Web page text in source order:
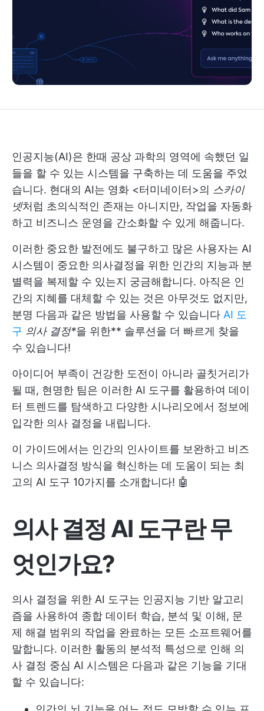
인공지능(AI)은 한때 공상 과학의 영역에 속했던 일
들을 할 수 있는 시스템을 구축하는 데 도움을 주었
습니다. 현대의 AI는 영화 <터미네이터>의 스카이
넷처럼 초의식적인 존재는 아니지만, 작업을 자동화
하고 비즈니스 운영을 간소화할 수 있게 해줍니다.
이러한 중요한 발전에도 불구하고 많은 사용자는 AI
시스템이 중요한 의사결정을 위한 인간의 지능과 분
별력을 복제할 수 있는지 궁금해합니다. 아직은 인
간의 지혜를 대체할 수 있는 것은 아무것도 없지만,
분명 다음과 같은 방법을 사용할 수 있습니다 AI 도
구 의사 결정*을 위한** 솔루션을 더 빠르게 찾을
수 있습니다!
아이디어 부족이 건강한 도전이 아니라 골칫거리가
될 때, 현명한 팀은 이러한 AI 도구를 활용하여 데이
터 트렌드를 탐색하고 다양한 시나리오에서 정보에
입각한 의사 결정을 내립니다.
이 가이드에서는 인간의 인사이트를 보완하고 비즈
니스 의사결정 방식을 혁신하는 데 도움이 되는 최
고의 AI 도구 10가지를 소개합니다! 🤖
의사 결정 AI 도구란 무
엇인가요?
의사 결정을 위한 AI 도구는 인공지능 기반 알고리
즘을 사용하여 종합 데이터 학습, 분석 및 이해, 문
제 해결 범위의 작업을 완료하는 모든 소프트웨어를
말합니다. 이러한 활동의 분석적 특성으로 인해 의
사 결정 중심 AI 시스템은 다음과 같은 기능을 기대
할 수 있습니다: